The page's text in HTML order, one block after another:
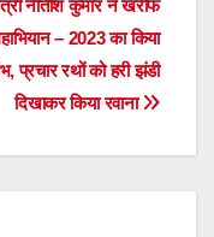
a
m
dI
n
t
नीतीश कुमार ने खरीफ
– 2023 का किया
प्रचार रथों को हरी झंडी
दिखाकर किया रवाना